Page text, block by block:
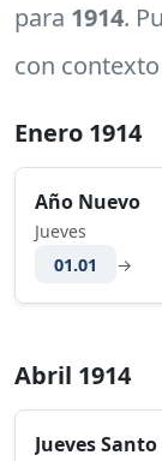
para 1914.
con
Enero 1914
Año Nuevo
Jueves
01.01
→
Abril 1914
Jueves